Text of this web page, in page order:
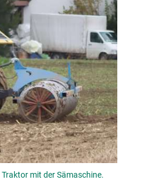
mit der Sämaschine.